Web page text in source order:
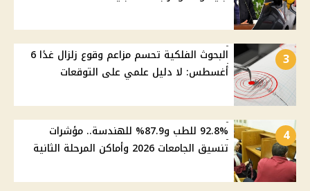
3
البحوث الفلكية تحسم مزاعم وقوع زلزال غدًا 6
أغسطس: لا دليل علمي على التوقعات
4
92.8% للطب و87.9% للهندسة.. مؤشرات
تنسيق الجامعات 2026 وأماكن المرحلة الثانية